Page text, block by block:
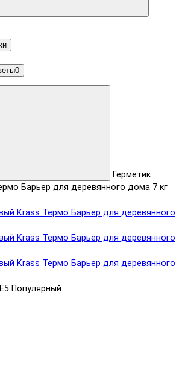
0
Герметик
Барьер для деревянного дома 7 кг
Популярный